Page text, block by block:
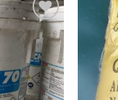
Add to
wishlist